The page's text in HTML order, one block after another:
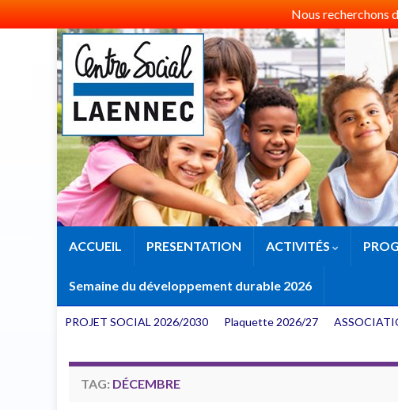
Nous recherchons
ACCUEIL PRESENTATION ACTIVITÉS
Semaine du développement durable 2026
PROJET SOCIAL 2026/2030 Plaquette 2026/27
TAG: DÉCEMBRE